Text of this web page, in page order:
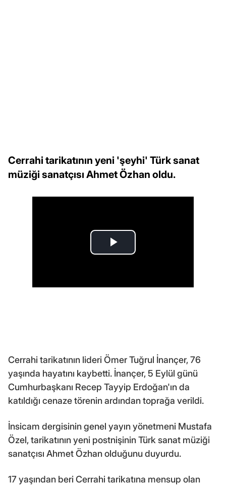
Cerrahi tarikatının yeni 'şeyhi' Türk sanat
müziği sanatçısı Ahmet Özhan oldu.
Cerrahi tarikatının lideri Ömer Tuğrul İnançer, 76
yaşında hayatını kaybetti. İnançer, 5 Eylül günü
Cumhurbaşkanı Recep Tayyip Erdoğan'ın da
katıldığı cenaze törenin ardından toprağa verildi.
İnsicam dergisinin genel yayın yönetmeni Mustafa
Özel, tarikatının yeni postnişinin Türk sanat müziği
sanatçısı Ahmet Özhan olduğunu duyurdu.
17 yaşından beri Cerrahi tarikatına mensup olan